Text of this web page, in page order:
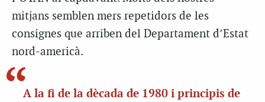
mitjans semblen mers repetidors de les
consignes que arriben del Departament d’Estat
nord-americà.
A la fi de la dècada de 1980 i principis de